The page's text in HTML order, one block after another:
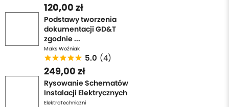
120,00 zł
Podstawy tworzenia
dokumentacji GD&T
zgodnie ...
Maks Woźniak
5.0 (4)
249,00 zł
Rysowanie Schematów
Instalacji Elektrycznych
ElektroTechniczni